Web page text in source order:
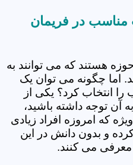
مناسب در فریمان
هستند که می توانند به
اما چگونه می توان یک
انتخاب کرد؟ یکی از
آن توجه داشته باشید،
که امروزه افراد زیادی
و بدون دانش در این
معرفی می کنند.